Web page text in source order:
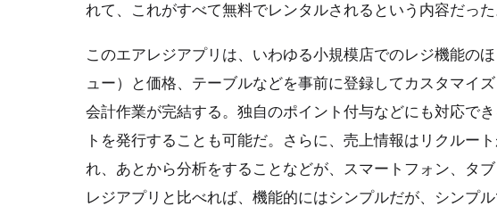
れて、これがすべて無料でレンタルされるという内容だった
このエアレジアプリは、いわゆる小規模店でのレジ機能の
ュー）と価格、テーブルなどを事前に登録してカスタマイ
会計作業が完結する。独自のポイント付与などにも対応で
トを発行することも可能だ。さらに、売上情報はリクルー
れ、あとから分析をすることなどが、スマートフォン、タ
レジアプリと比べれば、機能的にはシンプルだが、シンプ